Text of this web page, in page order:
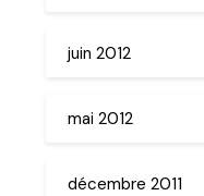
juin 2012
mai 2012
décembre 2011